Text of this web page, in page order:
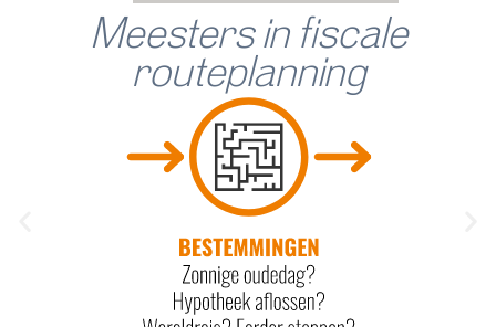
Meesters in fiscale
routeplanning